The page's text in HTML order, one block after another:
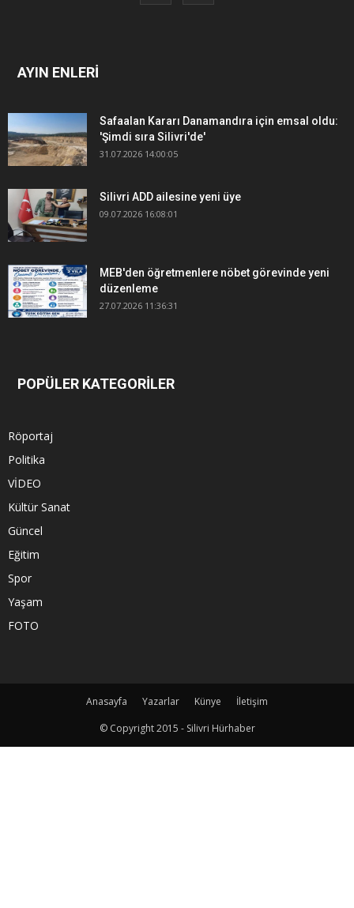
AYIN ENLERİ
Safaalan Kararı Danamandıra için emsal oldu:
'Şimdi sıra Silivri'de'
31.07.2026 14:00:05
Silivri ADD ailesine yeni üye
09.07.2026 16:08:01
MEB'den öğretmenlere nöbet görevinde yeni
düzenleme
27.07.2026 11:36:31
POPÜLER KATEGORİLER
Röportaj
Politika
VİDEO
Kültür Sanat
Güncel
Eğitim
Spor
Yaşam
FOTO
Anasayfa Yazarlar Künye
İletişim
© Copyright 2015 - Silivri Hürhaber